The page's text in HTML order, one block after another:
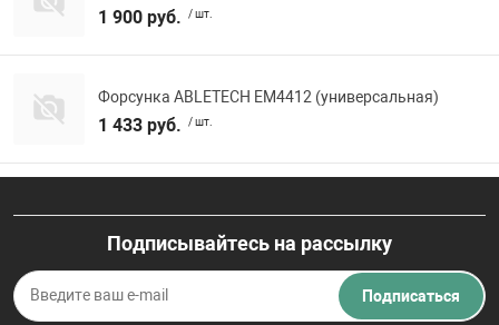
1 900 руб. / шт.
Форсунка ABLETECH EM4412 (универсальная)
1 433 руб. / шт.
Подписывайтесь на рассылку
Подписаться